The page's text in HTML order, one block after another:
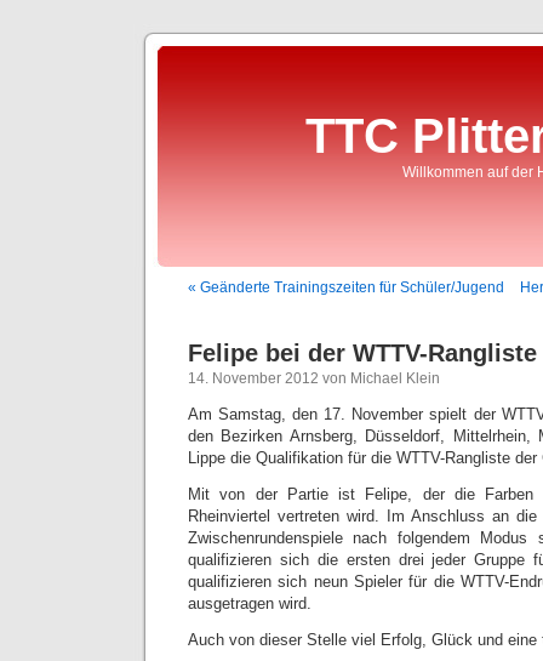
TTC
Willkommen auf der
« Geänderte Trainingszeiten für Schüler/Jugend
Felipe bei der WTTV-Rangliste
14. November 2012 von Michael Klein
Am Samstag, den 17. November spielt der
den Bezirken Arnsberg, Düsseldorf, Mittelrhein,
Lippe die Qualifikation für die WTTV-Rangliste
Mit von der Partie ist Felipe, der die Farben
Rheinviertel vertreten wird. Im Anschluss an die
Zwischenrundenspiele nach folgendem
qualifizieren sich die ersten drei jeder Gruppe
qualifizieren sich neun Spieler für die WTTV-
ausgetragen wird.
Auch von dieser Stelle viel Erfolg, Glück und eine